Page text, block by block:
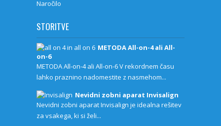
Naročilo
STORITVE
METODA All-on-4 ali All-
on-6
METODA All-on-4 ali All-on-6 V rekordnem času
lahko praznino nadomestite z nasmehom...
Nevidni zobni aparat Invisalign
Nevidni zobni aparat Invisalign je idealna rešitev
za vsakega, ki si želi...